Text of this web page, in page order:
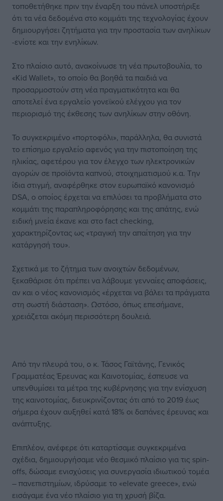
τοποθετήθηκε πριν την έναρξη του πάνελ υποστήριξε
ότι τα νέα δεδομένα στο κομμάτι της τεχνολογίας έχουν
δημιουργήσει ζητήματα για την προστασία των ανηλίκων
-ενίοτε και την ενηλίκων.
Στο πλαίσιο αυτό, ανακοίνωσε τη νέα πρωτοβουλία, το
«Kid Wallet», το οποίο θα βοηθά τα παιδιά να
προσαρμοστούν στη νέα πραγματικότητα και θα
αποτελεί ένα εργαλείο γονεϊκού ελέγχου για τον
περιορισμό της έκθεσης των ανηλίκων στην οθόνη.
Το συγκεκριμένο «πορτοφόλι», παράλληλα, θα συνιστά
το επίσημο εργαλείο αφενός για την πιστοποίηση της
ηλικίας, αφετέρου για τον έλεγχο των ηλεκτρονικών
αγορών σε προϊόντα καπνού, στοιχηματισμού κ.α. Την
ίδια στιγμή, αναφέρθηκε στον ευρωπαϊκό κανονισμό
DSA, ο οποίος έρχεται να επιλύσει τα προβλήματα στο
κομμάτι της παραπληροφόρησης και της απάτης, ενώ
ειδική μνεία έκανε και στο fact checking,
χαρακτηρίζοντας ως «τραγική την απαίτηση για την
κατάργησή του».
Σχετικά με το ζήτημα των ανοιχτών δεδομένων,
ξεκαθάρισε ότι πρέπει να λάβουμε γενναίες αποφάσεις,
αν και ο νέος κανονισμός «έρχεται να βάλει τα πράγματα
στη σωστή διάσταση». Ωστόσο, όπως επεσήμανε,
χρειάζεται ακόμη περισσότερη δουλειά.
Από την πλευρά του, ο κ. Τάσος Γαϊτάνης, Γενικός
Γραμματέας Έρευνας και Καινοτομίας, έσπευσε να
υπενθυμίσει τα μέτρα της κυβέρνησης για την ενίσχυση
της καινοτομίας, διευκρινίζοντας ότι από το 2019 έως
σήμερα έχουν αυξηθεί κατά 18% οι δαπάνες έρευνας και
ανάπτυξης.
Επιπλέον, ανέφερε ότι καταρτίσαμε συγκεκριμένα
σχέδια, δημιουργήσαμε νέο θεσμικό πλαίσιο για τις spin-
offs, δώσαμε ενισχύσεις για συνεργασία ιδιωτικού τομέα
– πανεπιστημίων, ιδρύσαμε το «elevate greece», ενώ
εισάγαμε ένα νέο πλαίσιο για τη χρυσή βίζα.